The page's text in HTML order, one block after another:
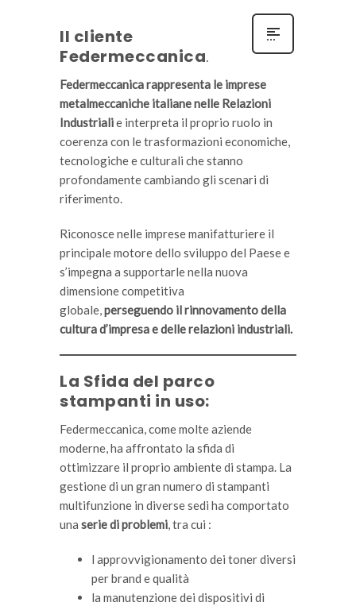
Il cliente
Federmeccanica.
Federmeccanica rappresenta le imprese
metalmeccaniche italianenelle Relazioni
Industrialie interpreta il proprio ruolo in
coerenza con le trasformazioni economiche,
tecnologiche e culturali che stanno
profondamente cambiando gli scenari di
riferimento.
Riconosce nelle imprese manifatturiere il
principale motore dello sviluppo del Paese e
s’impegna a supportarle nella nuova
dimensione competitiva
globale,perseguendo il rinnovamento della
cultura d’impresa e delle relazioni industriali.
La Sfida del parco
stampanti in uso:
Federmeccanica, come molte aziende
moderne, ha affrontato la sfida di
ottimizzare il proprio ambiente di stampa. La
gestione di un gran numero di stampanti
multifunzione in diverse sedi ha comportato
una serie di problemi, tra cui :
l approvvigionamento dei toner diversi
per brand e qualità
la manutenzione dei dispositivi di